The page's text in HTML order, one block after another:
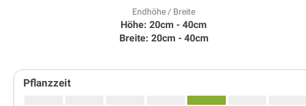
Endhöhe / Breite
Höhe: 20cm - 40cm
Breite: 20cm - 40cm
Pflanzzeit